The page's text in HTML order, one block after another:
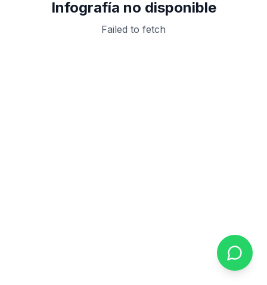
Infografía no disponible
Failed to fetch